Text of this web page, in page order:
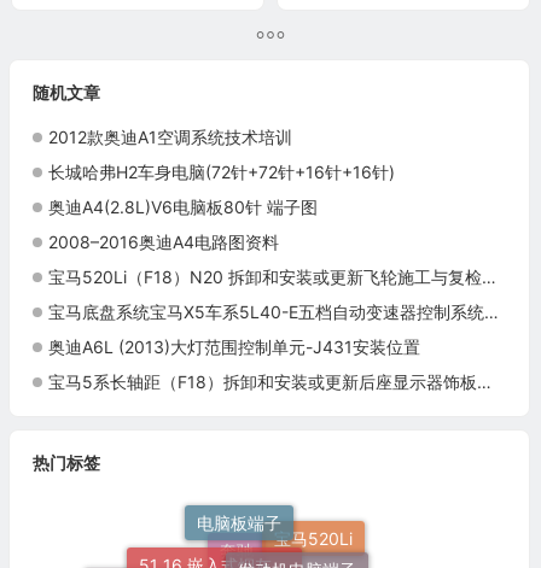
随机文章
2012款奥迪A1空调系统技术培训
长城哈弗H2车身电脑(72针+72针+16针+16针)
奥迪A4(2.8L)V6电脑板80针 端子图
2008–2016奥迪A4电路图资料
宝马520Li（F18）N20 拆卸和安装或更新飞轮施工与复检标准
宝马底盘系统宝马X5车系5L40-E五档自动变速器控制系统电脑板9+52+40针端子
奥迪A6L (2013)大灯范围控制单元-J431安装位置
宝马5系长轴距（F18）拆卸和安装或更新后座显示器饰板（显示屏前后）施工与复检标准
热门标签
发动机电脑端子
51 16 嵌入式烟灰缸托架
宝马520Li
电脑板端子